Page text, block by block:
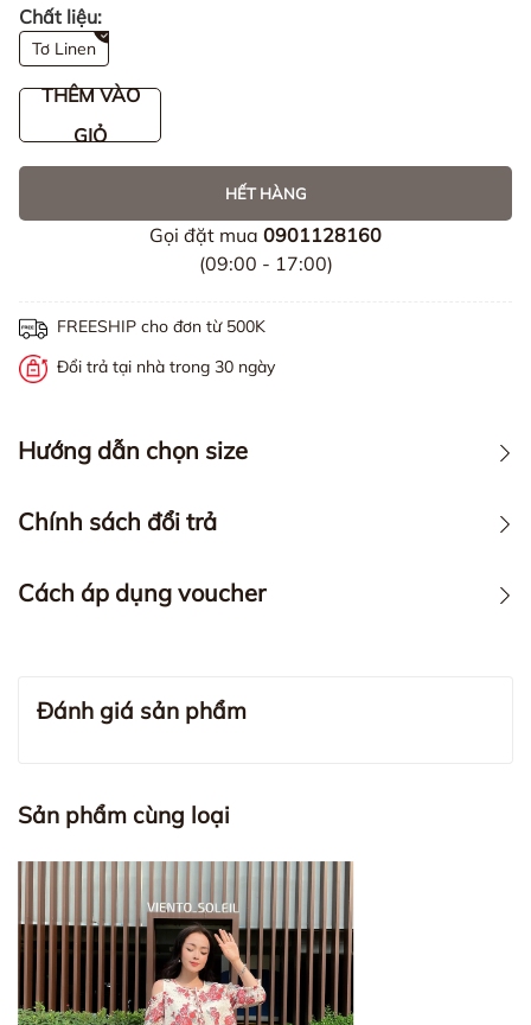
Chất liệu:
Tơ Linen
THÊM VÀO
GIỎ
HẾT HÀNG
Gọi đặt mua 0901128160
(09:00 - 17:00)
FREESHIP cho đơn từ 500K
Đổi trả tại nhà trong 30 ngày
Hướng dẫn chọn size
Chính sách đổi trả
Cách áp dụng voucher
Đánh giá sản phẩm
Sản phẩm cùng loại